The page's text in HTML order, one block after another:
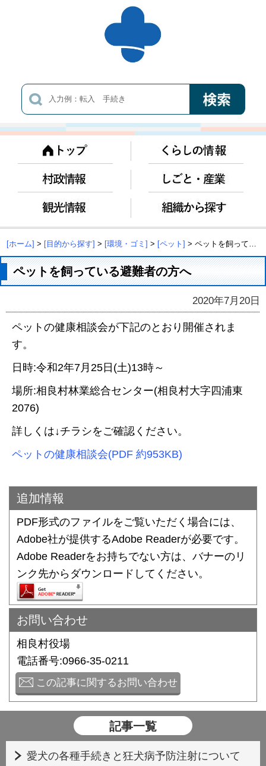
[ホーム] > [目的から探す] > [環境・ゴミ] > [ペット] > ペットを飼っている避難者の方へ
ペットを飼っている避難者の方へ
2020年7月20日
ペットの健康相談会が下記のとおり開催されま
す。
日時:令和2年7月25日(土)13時～
場所:相良村林業総合センター(相良村大字四浦東
2076)
詳しくは↓チラシをご確認ください。
ペットの健康相談会(PDF 約953KB)
追加情報
PDF形式のファイルをご覧いただく場合には、
Adobe社が提供するAdobe Readerが必要です。
Adobe Readerをお持ちでない方は、バナーのリ
ンク先からダウンロードしてください。
お問い合わせ
相良村役場
電話番号:0966-35-0211
この記事に関するお問い合わせ
記事一覧
愛犬の各種手続きと狂犬病予防注射について